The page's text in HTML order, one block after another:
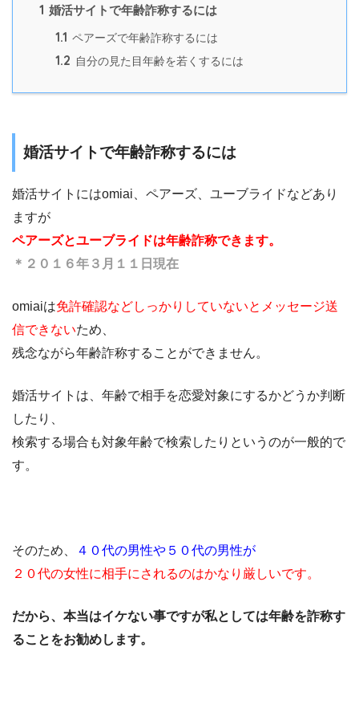
1 婚活サイトで年齢詐称するには
1.1 ペアーズで年齢詐称するには
1.2 自分の見た目年齢を若くするには
婚活サイトで年齢詐称するには
婚活サイトにはomiai、ペアーズ、ユーブライドなどあり
ますが
ペアーズとユーブライドは年齢詐称できます。
＊２０１６年３月１１日現在
omiaiは免許確認などしっかりしていないとメッセージ送
信できないため、
残念ながら年齢詐称することができません。
婚活サイトは、年齢で相手を恋愛対象にするかどうか判断
したり、
検索する場合も対象年齢で検索したりというのが一般的で
す。
そのため、
４０代の男性や５０代の男性が
２０代の女性に相手にされるのはかなり厳しいです。
だから、本当はイケない事ですが私としては年齢を詐称す
ることをお勧めします。